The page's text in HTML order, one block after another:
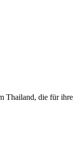
Thailand, die für ihre